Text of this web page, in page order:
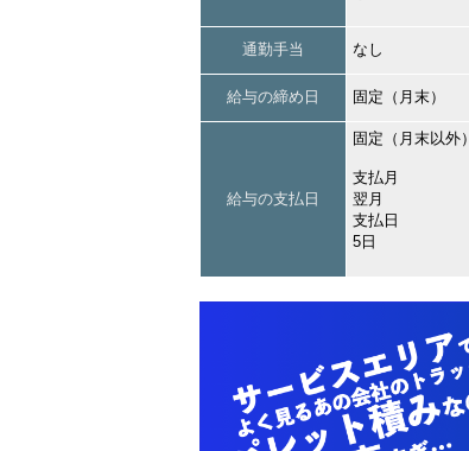
通勤手当 なし
給与の締め日 固定（月末）
給与の支払日
固定（月末以外）
支払月
翌月
支払日
5日